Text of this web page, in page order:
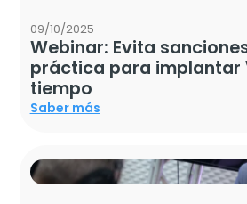
09/10/2025
Webinar: Evita
práctica para implantar
tiempo
Saber más